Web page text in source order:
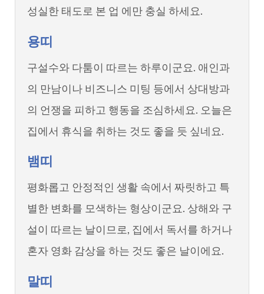
성실한 태도로 본 업 에만 충실 하세요.
용띠
구설수와 다툼이 따르는 하루이군요. 애인과
의 만남이나 비즈니스 미팅 등에서 상대방과
의 언쟁을 피하고 행동을 조심하세요. 오늘은
집에서 휴식을 취하는 것도 좋을 듯 싶네요.
뱀띠
평화롭고 안정적인 생활 속에서 짜릿하고 특
별한 변화를 모색하는 형상이군요. 상해와 구
설이 따르는 날이므로, 집에서 독서를 하거나
혼자 영화 감상을 하는 것도 좋은 날이에요.
말띠